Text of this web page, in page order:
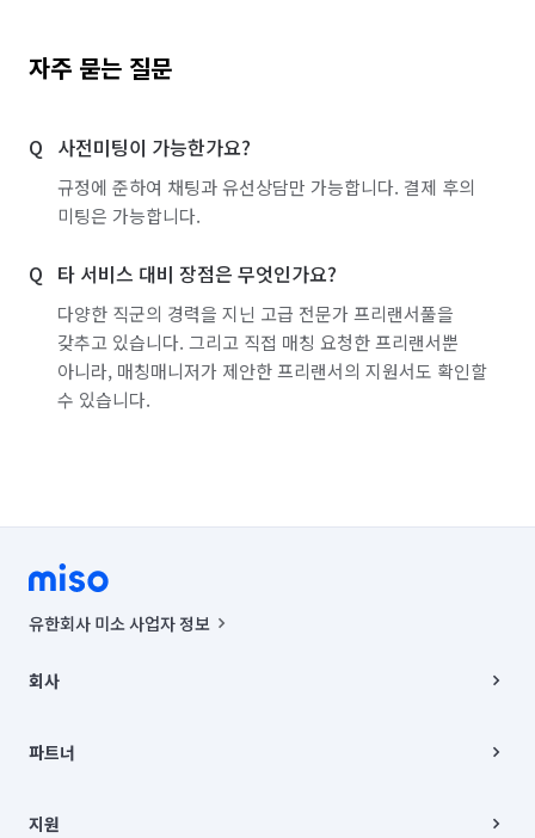
자주 묻는 질문
사전미팅이 가능한가요?
규정에 준하여 채팅과 유선상담만 가능합니다. 결제 후의
미팅은 가능합니다.
타 서비스 대비 장점은 무엇인가요?
다양한 직군의 경력을 지닌 고급 전문가 프리랜서풀을
갖추고 있습니다. 그리고 직접 매칭 요청한 프리랜서뿐
아니라, 매칭매니저가 제안한 프리랜서의 지원서도 확인할
수 있습니다.
유한회사 미소 사업자 정보
00019 |
주소 | 본사: 서울특별시 종로구 율곡로 6(중학동, 트윈트리빌딩) B동 5층
컨택센터 : 서울특별시 종로구 수송동 율곡로 24, 7층, 8층 미소
상품, 상품정보, 거래에 관한 의무와 책임은 거래당사자에게 있습니다.
회사
채용
파트너
이사
지원